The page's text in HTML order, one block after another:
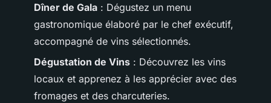
Dîner de Gala : Dégustez un menu
gastronomique élaboré par le chef exécutif,
accompagné de vins sélectionnés.
Dégustation de Vins : Découvrez les vins
locaux et apprenez à les apprécier avec des
fromages et des charcuteries.